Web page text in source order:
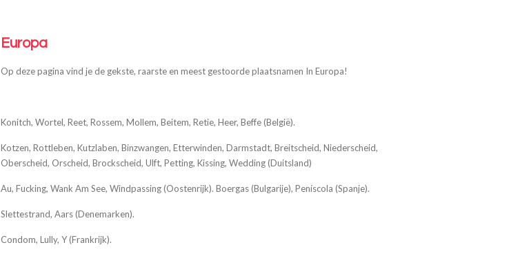
Europa
Op deze pagina vind je de gekste, raarste en meest gestoorde plaatsnamen In Europa!
Konitch, Wortel, Reet, Rossem, Mollem, Beitem, Retie, Heer, Beffe (België).
Kotzen, Rottleben, Kutzlaben, Binzwangen, Etterwinden, Darmstadt, Breitscheid, Niederscheid,
Oberscheid, Orscheid, Brockscheid, Ulft, Petting, Kissing, Wedding (Duitsland)
Au, Fucking, Wank Am See, Windpassing (Oostenrijk). Boergas (Bulgarije), Peníscola (Spanje).
Slettestrand, Aars (Denemarken).
Condom, Lully, Y (Frankrijk).